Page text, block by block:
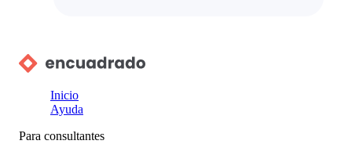
Inicio
Ayuda
Para consultantes